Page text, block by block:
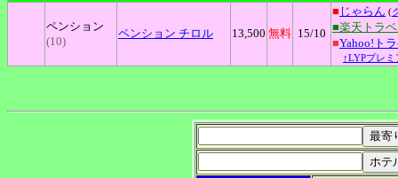
ペンション
(10)
ペンション チロル 13,500 無料 15/10
■ じゃらん (
■楽天トラ
■Yahoo!ト
↑LYPプレ